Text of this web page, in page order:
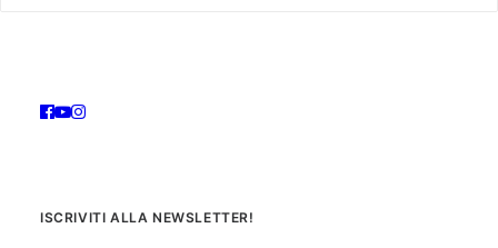
ISCRIVITI ALLA NEWSLETTER!